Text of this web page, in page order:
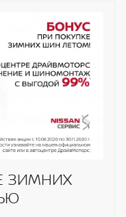
ЗИМНИХ